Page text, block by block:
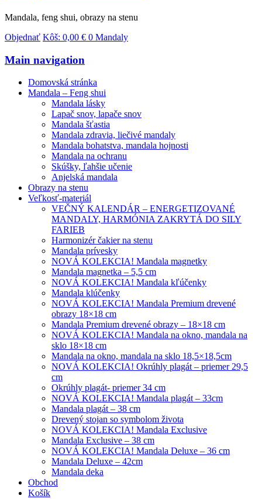
Mandala, feng shui, obrazy na stenu
Objednať Kôš: 0,00 € 0 Mandaly
Main navigation
Domovská stránka
Mandala – Feng shui
Mandala lásky
Lapač snov, lapače snov
Mandala šťastia
Mandala zdravia, liečivé mandaly
Mandala bohatstva, mandala hojnosti
Mandala na ochranu
Skúšky, ľahšie učenie
Anjelská mandala
Obrazy na stenu
Veľkosť-materiál
VEČNÝ KALENDÁR – ENERGETIZOVANÉ
MANDALY, HARMÓNIA ZAKRYTÁ DO SILY
FARIEB
Harmonizér čakier na stenu
Mandala prívesky
NOVÁ KOLEKCIA! Mandala magnetky
Mandala magnetka – 5,5 cm
NOVÁ KOLEKCIA! Mandala kľúčenky
Mandala klúčenky
NOVÁ KOLEKCIA! Mandala Premium drevené
obrazy 18×18 cm
Mandala Premium drevené obrazy – 18×18 cm
NOVÁ KOLEKCIA! Mandala na okno, mandala na
sklo 18×18 cm
Mandala na okno, mandala na sklo 18,5×18,5cm
NOVÁ KOLEKCIA! Okrúhly plagát – priemer 29,5
cm
Okrúhly plagát- priemer 34 cm
NOVÁ KOLEKCIA! Mandala plagát – 33cm
Mandala plagát – 38 cm
Drevený stojan so symbolom života
NOVÁ KOLEKCIA! Mandala Exclusive
Mandala Exclusive – 38 cm
NOVÁ KOLEKCIA! Mandala Deluxe – 36 cm
Mandala Deluxe – 42cm
Mandala deka
Obchod
Košík